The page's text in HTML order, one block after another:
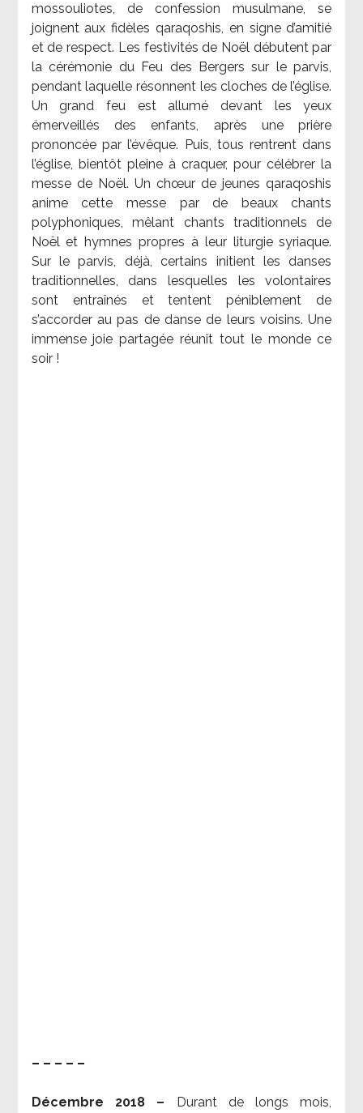
mossouliotes, de confession musulmane, se
joignent aux fidèles qaraqoshis, en signe d’amitié
et de respect. Les festivités de Noël débutent par
la cérémonie du Feu des Bergers sur le parvis,
pendant laquelle résonnent les cloches de l’église.
Un grand feu est allumé devant les yeux
émerveillés des enfants, après une prière
prononcée par l’évêque. Puis, tous rentrent dans
l’église, bientôt pleine à craquer, pour célébrer la
messe de Noël. Un chœur de jeunes qaraqoshis
anime cette messe par de beaux chants
polyphoniques, mêlant chants traditionnels de
Noël et hymnes propres à leur liturgie syriaque.
Sur le parvis, déjà, certains initient les danses
traditionnelles, dans lesquelles les volontaires
sont entraînés et tentent péniblement de
s’accorder au pas de danse de leurs voisins. Une
immense joie partagée réunit tout le monde ce
soir !
– – – – –
Décembre 2018 –
Durant de longs mois,